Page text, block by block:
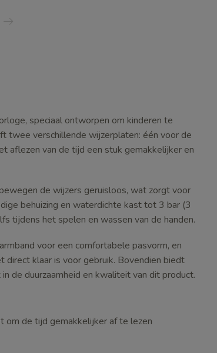
speciaal ontworpen om kinderen te
twee verschillende wijzerplaten: één voor de
aflezen van de tijd een stuk gemakkelijker en
de wijzers geruisloos, wat zorgt voor
behuizing en waterdichte kast tot 3 bar (3
tijdens het spelen en wassen van de handen.
voor een comfortabele pasvorm, en
klaar is voor gebruik. Bovendien biedt
de duurzaamheid en kwaliteit van dit product.
om de tijd gemakkelijker af te lezen